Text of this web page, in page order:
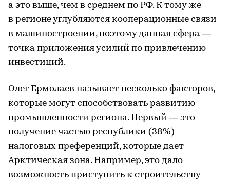
а это выше, чем в среднем по РФ. К тому же
в регионе углубляются кооперационные связи
в машиностроении, поэтому данная сфера —
точка приложения усилий по привлечению
инвестиций.
Олег Ермолаев называет несколько факторов,
которые могут способствовать развитию
промышленности региона. Первый — это
получение частью республики (38%)
налоговых преференций, которые дает
Арктическая зона. Например, это дало
возможность приступить к строительству